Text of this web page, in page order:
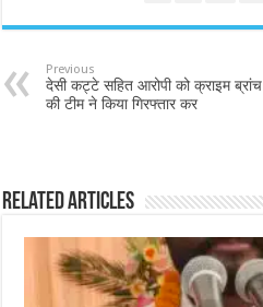
Previous
देसी कट्टे सहित आरोपी को क्राइम ब्रांच
की टीम ने किया गिरफ्तार कर
Related Articles